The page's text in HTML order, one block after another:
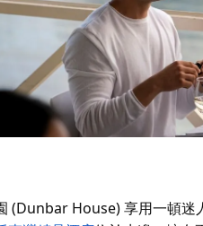
(Dunbar House) 享用一頓